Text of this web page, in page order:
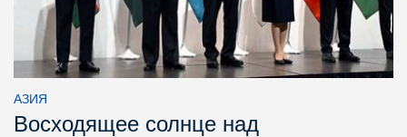
АЗИЯ
Восходящее солнце над